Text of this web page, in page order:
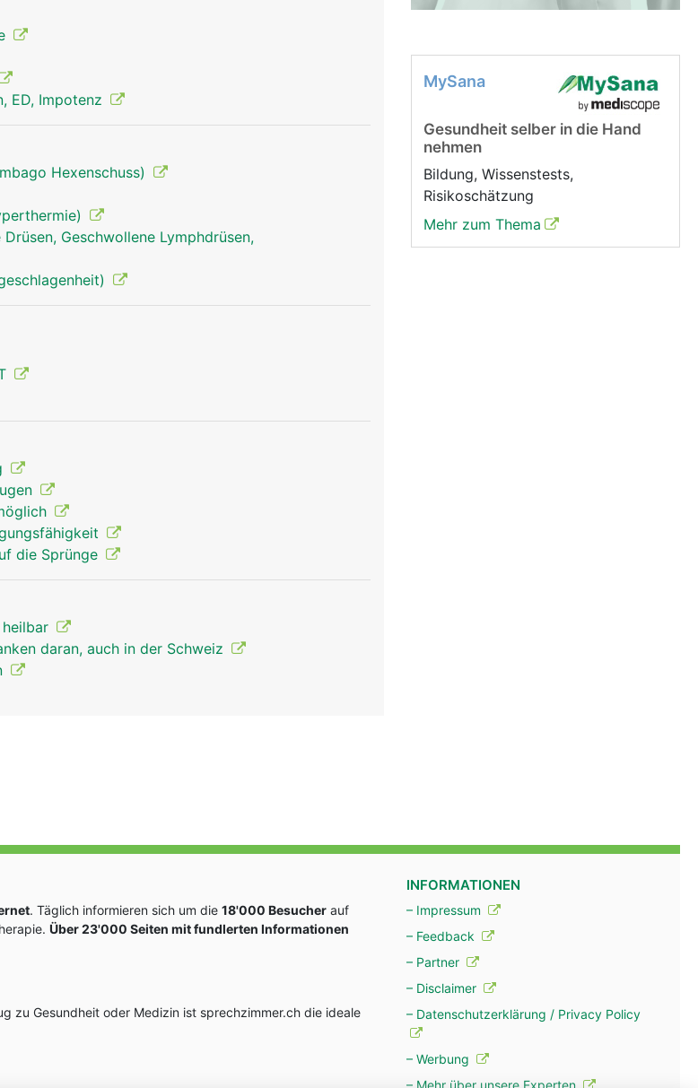
ED, Impotenz
Hexenschuss)
Geschwollene Lymphdrüsen,
die Sprünge
daran, auch in der Schweiz
MySana
Gesundheit selber in die Hand
nehmen
Bildung, Wissenstests,
Risikoschätzung
Mehr zum Thema
. Täglich informieren sich um die 18'000 Besucher auf
Über 23'000 Seiten mit fundlerten Informationen
zu Gesundheit oder Medizin ist sprechzimmer.ch die ideale
INFORMATIONEN
– Impressum
– Feedback
– Partner
– Disclaimer
– Datenschutzerklärung / Privacy Policy
– Werbung
– Mehr über unsere Experten